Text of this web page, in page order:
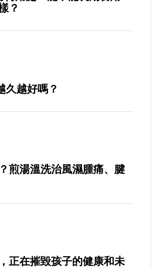
？
久越好嗎？
煎湯溫洗治風濕腫痛、腱
正在摧毀孩子的健康和未